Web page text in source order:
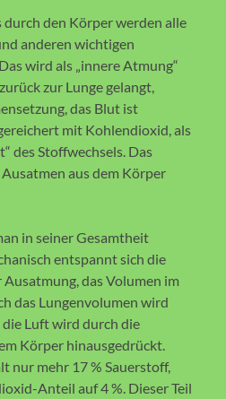
durch den Körper werden alle
anderen wichtigen
wird als „innere Atmung“
zur Lunge gelangt,
das Blut ist
mit Kohlendioxid, als
des Stoffwechsels. Das
aus dem Körper
in seiner Gesamtheit
entspannt sich die
das Volumen im
das Lungenvolumen wird
Luft wird durch die
Körper hinausgedrückt.
nur mehr 17 % Sauerstoff,
Anteil auf 4 %. Dieser Teil